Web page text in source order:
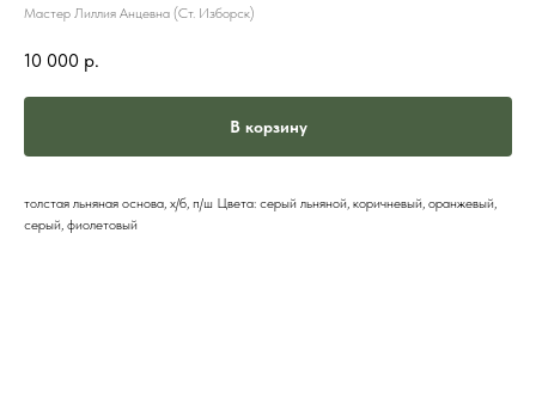
Мастер Лиллия Анцевна (Ст. Изборск)
10 000 р.
В корзину
толстая льняная основа, х/б, п/ш Цвета: серый льняной, коричневый, оранжевый,
серый, фиолетовый